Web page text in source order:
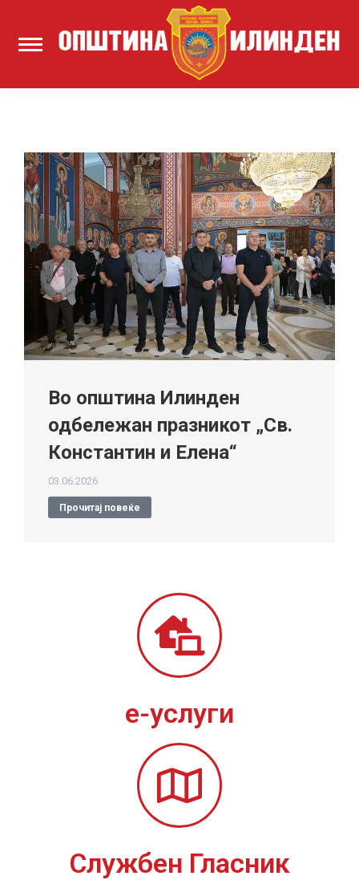
Во општина Илинден
одбележан празникот „Св.
Константин и Елена“
03.06.2026
Прочитај повеќе
е-услуги
Службен Гласник